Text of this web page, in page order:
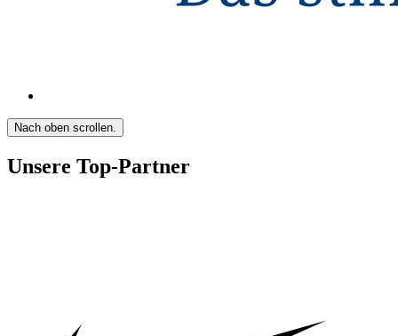
Nach oben scrollen.
Unsere Top-Partner